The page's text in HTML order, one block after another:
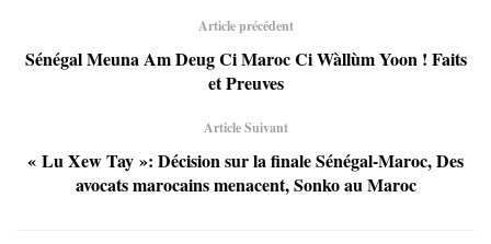
Article précédent
Sénégal Meuna Am Deug Ci Maroc Ci Wàllùm Yoon ! Faits
et Preuves
Article Suivant
« Lu Xew Tay »: Décision sur la finale Sénégal-Maroc, Des
avocats marocains menacent, Sonko au Maroc